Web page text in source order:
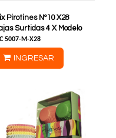
Pirotines N°10 X28
Surtidas 4 X Modelo
C 5007-M-X28
INGRESAR